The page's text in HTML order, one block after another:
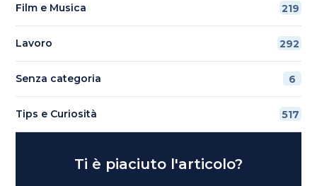
Film e Musica 219
Lavoro 292
Senza categoria 6
Tips e Curiosità 517
Ti è piaciuto l'articolo?